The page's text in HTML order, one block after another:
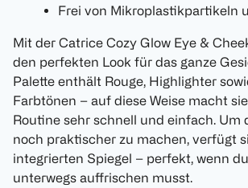
Frei von Mikroplastikpartikeln
Mit der Catrice Cozy Glow Eye &
den perfekten Look für das ganze
Palette enthält Rouge, Highlighter
Farbtönen – auf diese Weise macht
Routine sehr schnell und einfach. Um
noch praktischer zu machen, verfügt
integrierten Spiegel – perfekt, wenn
unterwegs auffrischen musst.